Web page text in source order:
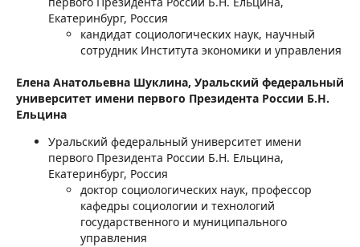
Екатеринбург, Россия
кандидат социологических наук, научный
сотрудник Института экономики и управления
Елена Анатольевна Шуклина, Уральский федеральный
университет имени первого Президента России Б.Н.
Ельцина
Уральский федеральный университет имени
первого Президента России Б.Н. Ельцина,
Екатеринбург, Россия
доктор социологических наук, профессор
кафедры социологии и технологий
государственного и муниципального
управления